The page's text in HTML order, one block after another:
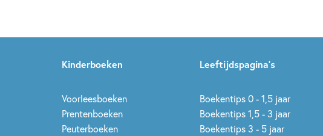
Kinderboeken
Voorleesboeken
Prentenboeken
Peuterboeken
Leeftijdspagina’s
Boekentips 0 - 1,5 jaar
Boekentips 1,5 - 3 jaar
Boekentips 3 - 5 jaar